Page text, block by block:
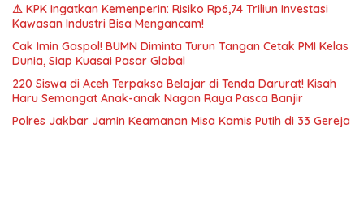
⚠ KPK Ingatkan Kemenperin: Risiko Rp6,74 Triliun Investasi
Kawasan Industri Bisa Mengancam!
Cak Imin Gaspol! BUMN Diminta Turun Tangan Cetak PMI Kelas
Dunia, Siap Kuasai Pasar Global
220 Siswa di Aceh Terpaksa Belajar di Tenda Darurat! Kisah
Haru Semangat Anak-anak Nagan Raya Pasca Banjir
Polres Jakbar Jamin Keamanan Misa Kamis Putih di 33 Gereja